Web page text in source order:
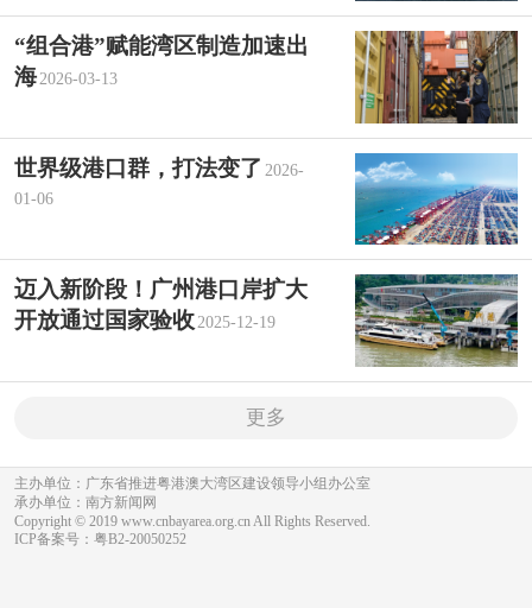
“组合港”赋能湾区制造加速出
海2026-03-13
世界级港口群，打法变了 2026-
01-06
迈入新阶段！广州港口岸扩大
开放通过国家验收2025-12-19
更多
主办单位：广东省推进粤港澳大湾区建设领导小组办公室
承办单位：南方新闻网
Copyright © 2019 www.cnbayarea.org.cn All Rights Reserved.
ICP备案号：粤B2-20050252